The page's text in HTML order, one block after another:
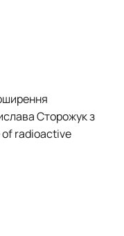
Сторожук з
of radioactive